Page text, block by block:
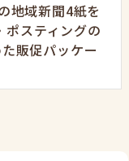
地域新聞4紙を
スティングの
販促パッケー